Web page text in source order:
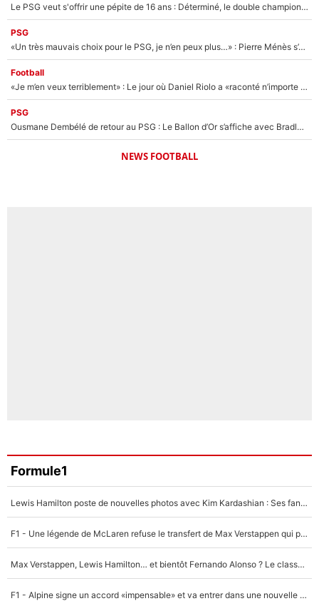
Le PSG veut s'offrir une pépite de 16 ans : Déterminé, le double champion d'Europe en titre est prêt à lâcher 40M€ pour celui que l'on compare déjà à Vinicius Jr !
PSG
«Un très mauvais choix pour le PSG, je n’en peux plus…» : Pierre Ménès s’est complètement trompé avec Luis Enrique et ces déclarations le prouvent !
Football
«Je m’en veux terriblement» : Le jour où Daniel Riolo a «raconté n’importe quoi» dans l'After Foot !
PSG
Ousmane Dembélé de retour au PSG : Le Ballon d’Or s’affiche avec Bradley Barcola en plein cœur du feuilleton sur son départ !
NEWS FOOTBALL
Formule1
Lewis Hamilton poste de nouvelles photos avec Kim Kardashian : Ses fans le voient déjà redevenir champion du monde de F1 grâce à elle !
F1 - Une légende de McLaren refuse le transfert de Max Verstappen qui pourrait «faire des vagues» et plomber l'ambiance dans l'équipe
Max Verstappen, Lewis Hamilton… et bientôt Fernando Alonso ? Le classement des pilotes les mieux payés en Formule 1 risque de changer !
F1 - Alpine signe un accord «impensable» et va entrer dans une nouvelle dimension : Grande nouvelle pour Pierre Gasly !